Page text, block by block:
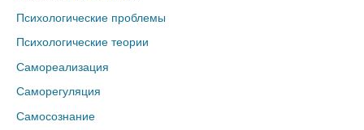
Психологические проблемы
Психологические теории
Самореализация
Саморегуляция
Самосознание